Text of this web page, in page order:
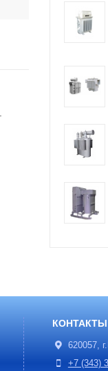
КОНТАКТЫ
620057,
+7 (343)